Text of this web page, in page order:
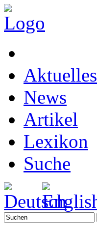
Aktuelles
News
Artikel
Lexikon
Suche